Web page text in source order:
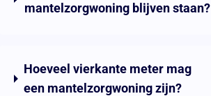
mantelzorgwoning blijven staan?
Hoeveel vierkante meter mag
een mantelzorgwoning zijn?